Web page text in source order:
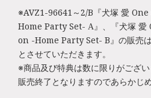
※AVZ1-96641～2/B『犬塚 愛
Home Party Set- A』、『犬塚
on -Home Party Set- B』の販売
とさせていただきます。
※商品及び特典は数に限りがござい
販売終了となりますのであらかじ